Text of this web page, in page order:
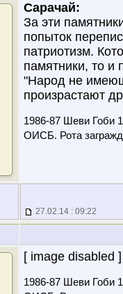
Сарачай:
За эти
попыток
патриотизм.
памятники, то и
"Народ не
произрастают
1986-87 Шеви Гоби
ОИСБ. Рота
27.02.14 : 09:22
[ image disabled ]
1986-87 Шеви Гоби